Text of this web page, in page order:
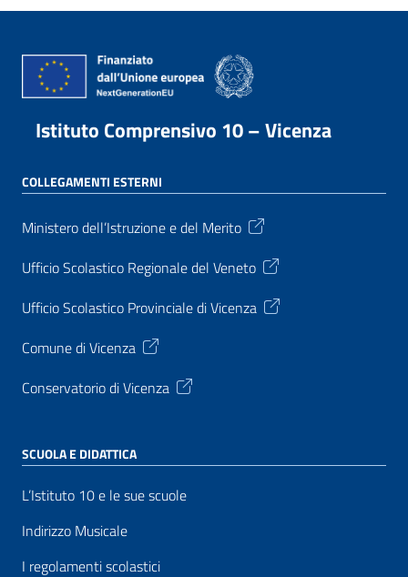
Istituto Comprensivo 10 – Vicenza
COLLEGAMENTI ESTERNI
Ministero dell’Istruzione e del Merito
Ufficio Scolastico Regionale del Veneto
Ufficio Scolastico Provinciale di Vicenza
Comune di Vicenza
Conservatorio di Vicenza
SCUOLA E DIDATTICA
L’Istituto 10 e le sue scuole
Indirizzo Musicale
I regolamenti scolastici